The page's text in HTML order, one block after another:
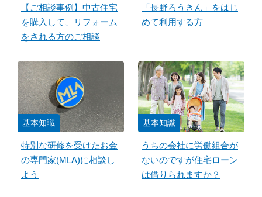
【ご相談事例】中古住宅
を購入して、リフォーム
をされる方のご相談
「長野ろうきん」をはじ
めて利用する方
基本知識
特別な研修を受けたお金
の専門家(MLA)に相談し
よう
基本知識
うちの会社に労働組合が
ないのですが住宅ローン
は借りられますか？